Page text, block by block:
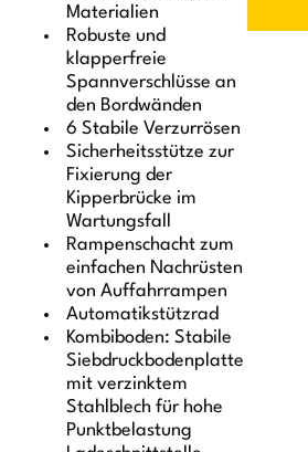
Materialien
Robuste und
klapperfreie
Spannverschlüsse an
den Bordwänden
6 Stabile Verzurrösen
Sicherheitsstütze zur
Fixierung der
Kipperbrücke im
Wartungsfall
Rampenschacht zum
einfachen Nachrüsten
von Auffahrrampen
Automatikstützrad
Kombiboden: Stabile
Siebdruckbodenplatte
mit verzinktem
Stahlblech für hohe
Punktbelastung